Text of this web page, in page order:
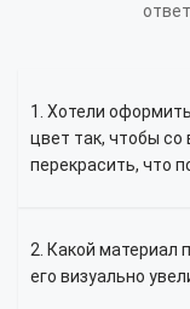
1. Хотели
цвет так, чтобы
перекрасить, что
2. Какой материал
его визуально